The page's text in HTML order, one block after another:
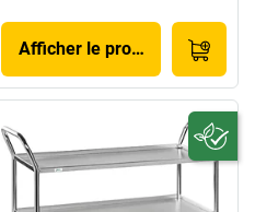
Afficher le produit